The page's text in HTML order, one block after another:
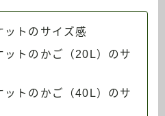
ットのサイズ感
ットのかご（20L）のサ
ットのかご（40L）のサ